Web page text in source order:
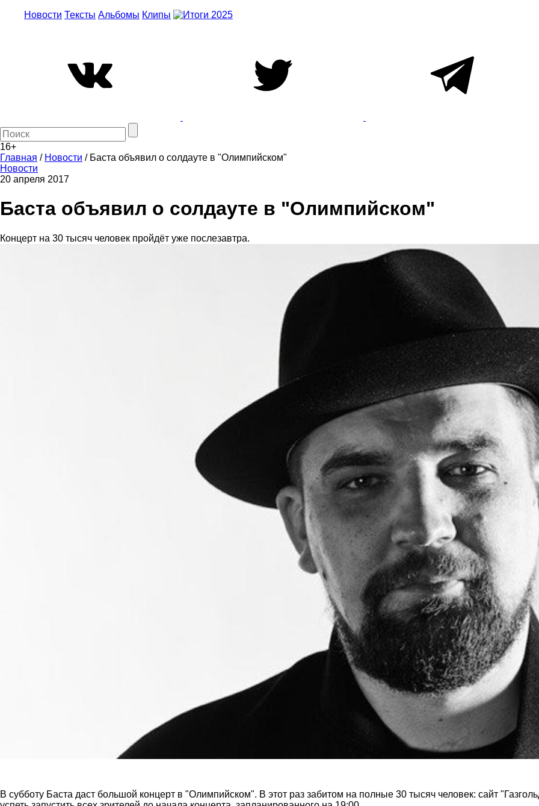
Новости Тексты Альбомы Клипы
16+
Главная / Новости / Баста объявил о солдауте в "Олимпийском"
Новости
20 апреля 2017
Баста объявил о солдауте в "Олимпийском"
Концерт на 30 тысяч человек пройдёт уже послезавтра.
В субботу Баста даст большой концерт в "Олимпийском". В этот раз забитом на полные 30 тысяч человек: сайт